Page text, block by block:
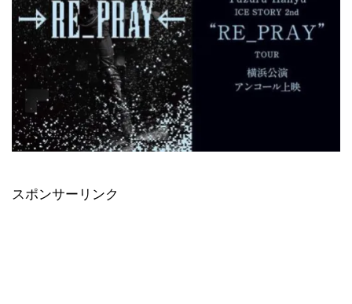
スポンサーリンク